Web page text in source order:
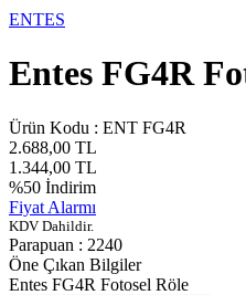
ENTES
Entes FG4R
Ürün Kodu : ENT FG4R
2.688,00 TL
1.344,00 TL
%50 İndirim
Fiyat Alarmı
KDV Dahildir.
Parapuan : 2240
Öne Çıkan Bilgiler
Entes FG4R Fotosel Röle